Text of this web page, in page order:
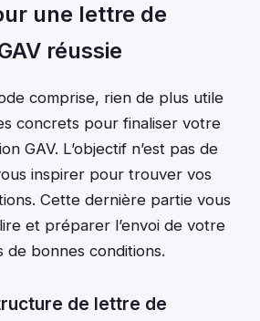
une lettre de
réussie
comprise, rien de plus utile
concrets pour finaliser votre
GAV. L’objectif n’est pas de
inspirer pour trouver vos
Cette dernière partie vous
et préparer l’envoi de votre
de bonnes conditions.
de lettre de